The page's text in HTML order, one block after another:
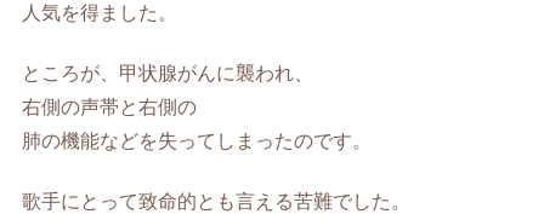
人気を得ました。
ところが、甲状腺がんに襲われ、
右側の声帯と右側の
肺の機能などを失ってしまったのです。
歌手にとって致命的とも言える苦難でした。